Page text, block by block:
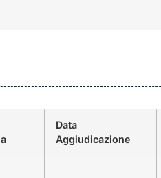
Data
Aggiudicazione